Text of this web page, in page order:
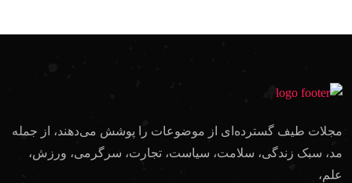
مجلات طیف گسترده‌ای از موضوعات را پوشش می‌دهند، از جمله
مد، سبک زندگی، سلامت، سیاست، تجارت، سرگرمی، ورزش،
علم،